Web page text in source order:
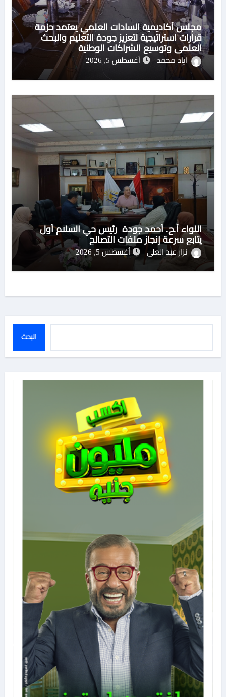
مجلس أكاديمية السادات العلمي يعتمد حزمة
قرارات استراتيجية لتعزيز جودة التعليم والبحث
العلمي وتوسيع الشراكات الوطنية
اياد محمد أغسطس 5, 2026
اللواء أ.ح. أحمد جودة رئيس حي السلام أول
يتابع سرعة إنجاز ملفات التصالح
نزار عبد العلى أغسطس 5, 2026
البحث